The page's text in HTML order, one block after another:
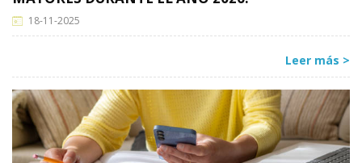
18-11-2025
Leer más >